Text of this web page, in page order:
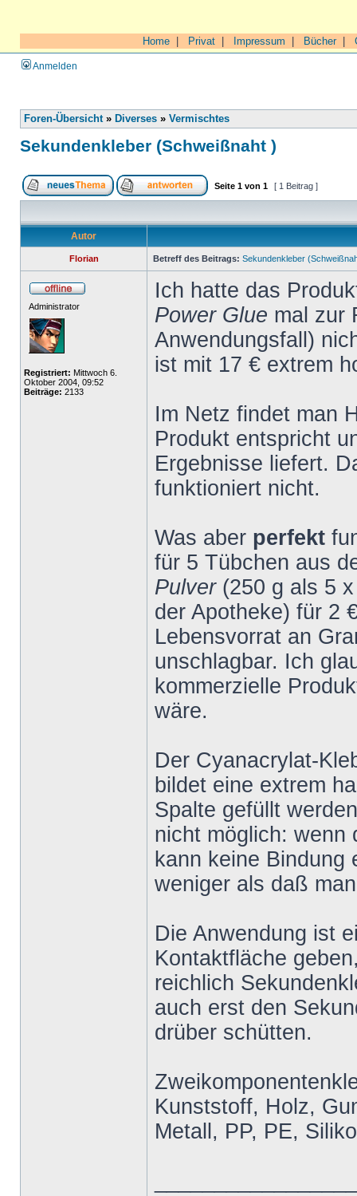
Home Privat Impressum Bücher|
Anmelden
Foren-Übersicht» Diverses » Vermischtes
Sekundenkleber (Schweißnaht )
Seite 1 von 1 [ 1 Beitrag ]
Autor
Florian Betreff des Beitrags: Sekundenkleber
Administrator
Registriert: Mittwoch 6.
Oktober 2004, 09:52
Beiträge: 2133
Ich hatte das
Power Glue mal zur
Anwendungsfall)
ist mit 17 € extrem
Im Netz findet man
Produkt entspricht
Ergebnisse liefert.
funktioniert nicht.
Was aber perfekt
für 5 Tübchen aus
Pulver(250 g als 5 x
der Apotheke) für 2
Lebensvorrat an
unschlagbar. Ich
kommerzielle
wäre.
Der Cyanacrylat-
bildet eine extrem
Spalte gefüllt
nicht möglich: wenn
kann keine Bindung
weniger als daß
Die Anwendung ist
Kontaktfläche
reichlich
auch erst den
drüber schütten.
Kunststoff, Holz,
Metall, PP, PE,